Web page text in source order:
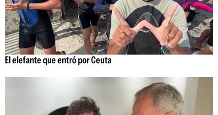
El elefante que entró por Ceuta